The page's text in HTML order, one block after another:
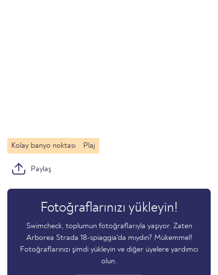
Kolay banyo noktası Plaj
Paylaş
Fotoğraflarınızı yükleyin!
Swimcheck, toplumun fotoğraflarıyla yaşıyor. Zaten
Arborea Strada 18-spiaggia'da mıydın? Mükemmel!
Fotoğraflarınızı şimdi yükleyin ve diğer üyelere yardımcı
olun.